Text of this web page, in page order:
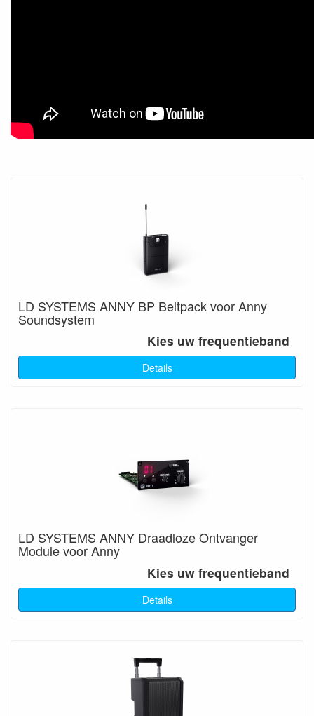
LD SYSTEMS ANNY BP Beltpack voor Anny
Soundsystem
Kies uw frequentieband
Details
LD SYSTEMS ANNY Draadloze Ontvanger
Module voor Anny
Kies uw frequentieband
Details